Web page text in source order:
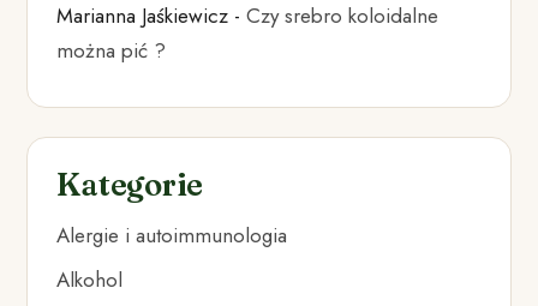
Marianna Jaśkiewicz -Czy srebro koloidalne
można pić ?
Kategorie
Alergie i autoimmunologia
Alkohol